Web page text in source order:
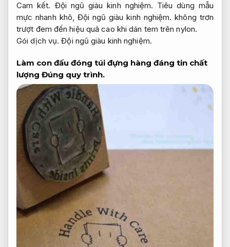
Cam kết. Đội ngũ giàu kinh nghiệm. Tiêu dùng mẫu
mực nhanh khô, Đội ngũ giàu kinh nghiệm. không trơn
trượt đem đến hiệu quả cao khi dán tem trên nylon.
Gói dịch vụ. Đội ngũ giàu kinh nghiệm.
Làm con đấu đóng túi đựng hàng đáng tin chất
lượng Đúng quy trình.